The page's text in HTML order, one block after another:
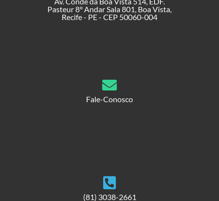
Pasteur 8° Andar Sala 801, Boa Vista,
Recife - PE - CEP 50060-004
Fale-Conosco
(81) 3038-2661